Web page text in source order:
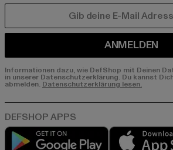
ANMELDEN
Informationen dazu, wie DefShop mit Deinen
in unserer Datenschutzerklärung. Du kannst
abmelden. Datenschutzerklärung lesen.
Play market